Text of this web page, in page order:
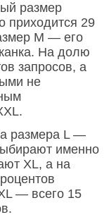
размер
29
M — его
На долю
запросов, а
не
размера L —
именно
XL, а на
— всего 15